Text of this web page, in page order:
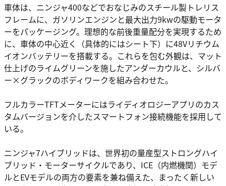
車体は、ニンジャ400などでおなじみのスチール製トレリス
フレームに、ガソリンエンジンと最大出力9kwの駆動モータ
ーをパッケージング。理想的な前後重量配分を実現するため
に、車体の中心近く（具体的にはシート下）に48Vリチウム
イオンバッテリーを搭載する。これらを包む外観は、マット
仕上げのライムグリーンを施したアンダーカウルと、シルバ
ー×グラックのボディワークを組み合わせた。
フルカラーTFTメーターにはライディオロジーアプリのカス
タムバージョンを介したスマートフォン接続機能を採用して
いる。
ニンジャ7ハイブリッドは、世界初の量産型ストロングハイ
ブリッド・モーターサイクルであり、ICE（内燃機関）モデ
ルとEVモデルの両方の要素を兼ね備えた、まったく新しい